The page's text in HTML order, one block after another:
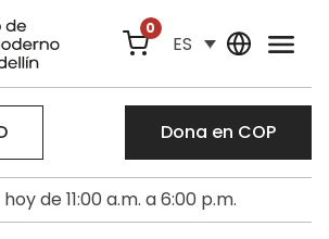
0
ES
Dona en COP
de 11:00 a.m. a 6:00 p.m.